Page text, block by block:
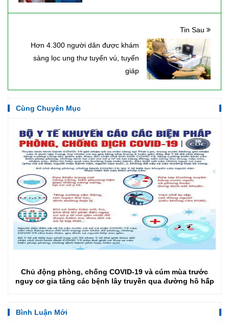
Tin Sau
Hơn 4.300 người dân được khám
sàng lọc ung thư tuyến vú, tuyến
giáp
Cùng Chuyên Mục
Chủ động phòng, chống COVID-19 và cúm mùa trước
nguy cơ gia tăng các bệnh lây truyền qua đường hô hấp
Bình Luận Mới